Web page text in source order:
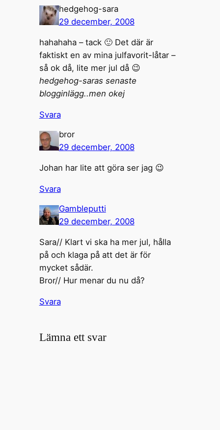
hedgehog-sara
29 december, 2008
hahahaha – tack 🙂 Det där är
faktiskt en av mina julfavorit-låtar –
så ok då, lite mer jul då 😉
hedgehog-saras senaste
blogginlägg..men okej
Svara
bror
29 december, 2008
Johan har lite att göra ser jag 😉
Svara
Gambleputti
29 december, 2008
Sara// Klart vi ska ha mer jul, hålla
på och klaga på att det är för
mycket sådär.
Bror// Hur menar du nu då?
Svara
Lämna ett svar